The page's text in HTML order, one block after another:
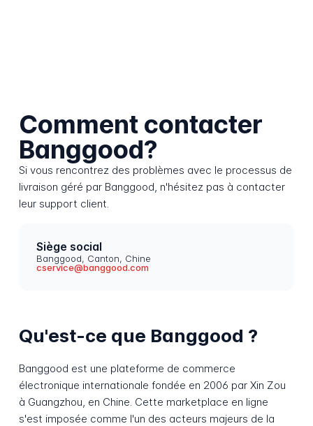
Comment contacter
Banggood?
Si vous rencontrez des problèmes avec le processus de
livraison géré par Banggood, n'hésitez pas à contacter
leur support client.
Siège social
Banggood, Canton, Chine
cservice@banggood.com
Qu'est-ce que Banggood ?
Banggood est une plateforme de commerce
électronique internationale fondée en 2006 par Xin Zou
à Guangzhou, en Chine. Cette marketplace en ligne
s'est imposée comme l'un des acteurs majeurs de la